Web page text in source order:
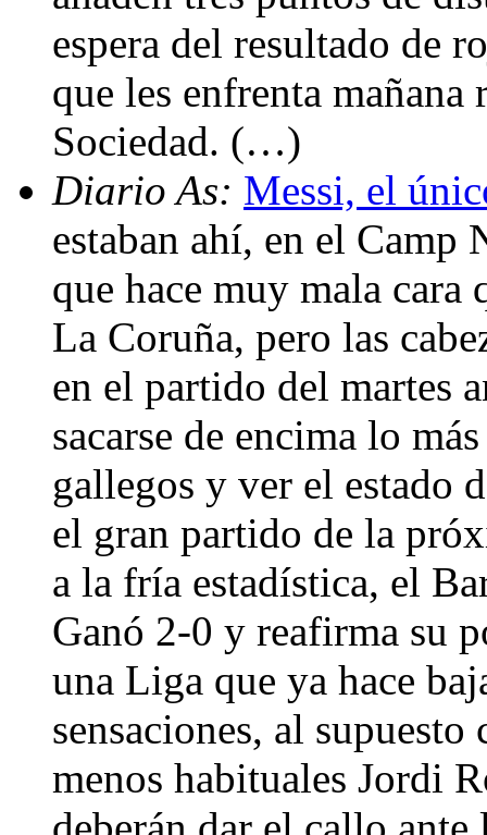
espera del resultado de
que les enfrenta mañana
Sociedad. (…)
Diario As: Messi, el
estaban ahí, en el Camp
que hace muy mala
La Coruña, pero las
en el partido del martes
sacarse de encima lo
gallegos y ver el estado
el gran partido de la
a la fría estadística, el
Ganó 2-0 y reafirma su
una Liga que ya hace
sensaciones, al
menos habituales Jordi